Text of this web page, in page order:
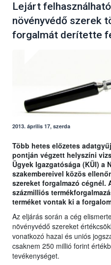
Lejárt
növényvédő szerek
forgalmát derítette
2013. április 17, szerda
Több hetes előzetes
pontján végzett helyszíni
Ügyek Igazgatósága (KÜI) a
szakembereivel közös
szereket forgalmazó cégnél.
százmilliós
terméket vontak ki a
Az eljárás során a cég
növényvédő szereket
vonatkozó hazai és uniós
csaknem 250 millió forint
tevékenységet.